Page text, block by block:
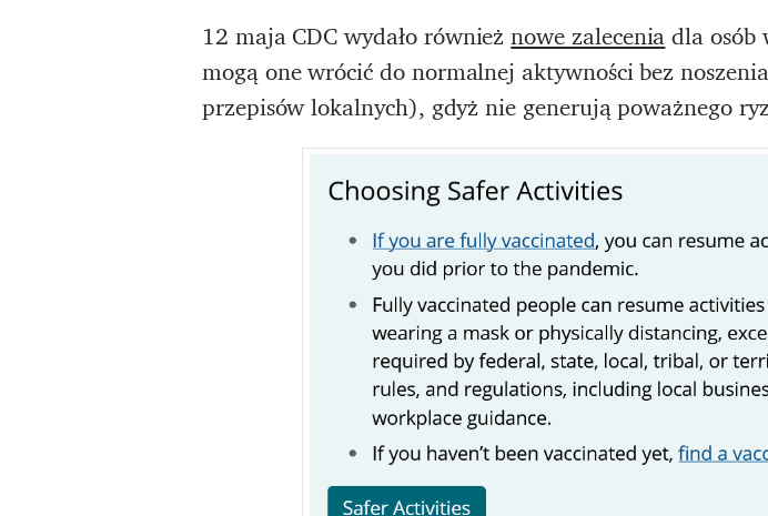
12 maja CDC wydało równieżnowe zaleceniadla osób
mogą one wrócić do normalnej aktywności bez
przepisów lokalnych), gdyż nie generują poważnego